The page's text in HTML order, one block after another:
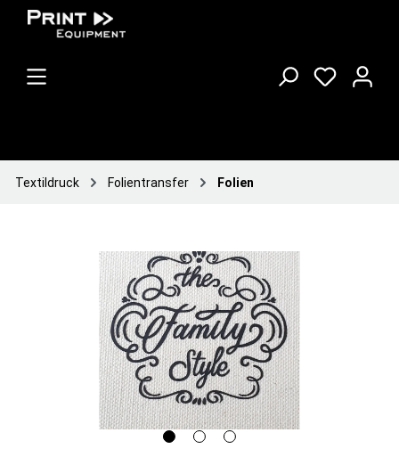
Textildruck Folientransfer Folien